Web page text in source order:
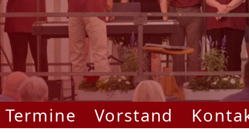
Termine Vorstand